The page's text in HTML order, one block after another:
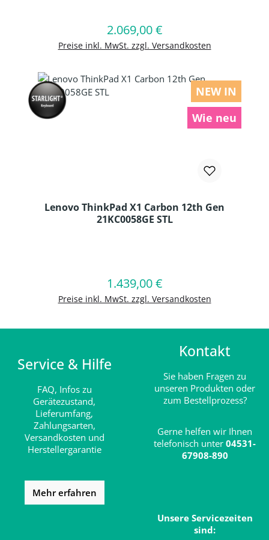
Regulärer Preis:
2.069,00 €
Preise inkl. MwSt. zzgl. Versandkosten
In den Warenkorb
NEW IN
Wie neu
Lenovo ThinkPad X1 Carbon 12th Gen
21KC0058GE STL
Regulärer Preis:
1.439,00 €
Preise inkl. MwSt. zzgl. Versandkosten
In den Warenkorb
Service & Hilfe
FAQ, Infos zu
Gerätezustand,
Lieferumfang,
Zahlungsarten,
Versandkosten und
Herstellergarantie
Mehr erfahren
Kontakt
Sie haben Fragen zu
unseren Produkten oder
zum Bestellprozess?
Gerne helfen wir Ihnen
telefonisch unter 04531-
67908-890
Unsere Servicezeiten
sind: